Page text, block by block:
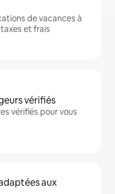
de vacances à
et frais
vérifiés
vérifiés pour vous
aux